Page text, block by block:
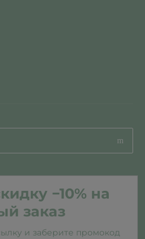
−10% на
заказ
и заберите промокод